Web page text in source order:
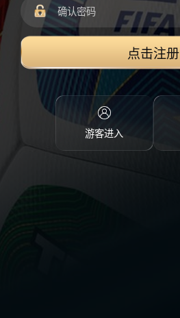
点击注册
游客进入